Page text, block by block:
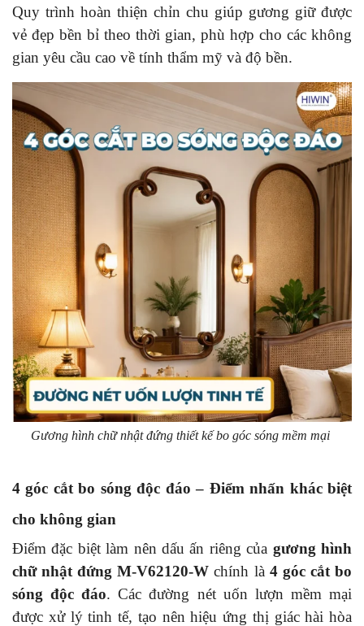
Quy trình hoàn thiện chỉn chu giúp gương giữ được
vẻ đẹp bền bỉ theo thời gian, phù hợp cho các không
gian yêu cầu cao về tính thẩm mỹ và độ bền.
Gương hình chữ nhật đứng thiết kế bo góc sóng mềm mại
4 góc cắt bo sóng độc đáo – Điểm nhấn khác biệt
cho không gian
Điểm đặc biệt làm nên dấu ấn riêng của gương hình
chữ nhật đứng M-V62120-W chính là 4 góc cắt bo
sóng độc đáo. Các đường nét uốn lượn mềm mại
được xử lý tinh tế, tạo nên hiệu ứng thị giác hài hòa